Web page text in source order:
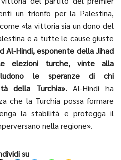
un trionfo per la Palestina,
«la vittoria sia un dono del
e a tutte le cause giuste
Al-Hindi, esponente della Jihad
elezioni turche, vinte alla
le speranze di chi
della Turchia».Al-Hindi ha
che la Turchia possa formare
la stabilità e protegga il
nella regione».
su